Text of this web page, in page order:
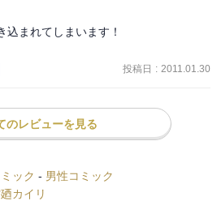
込まれてしまいます！
投稿日 : 2011.01.30
のレビューを見る
ック - 男性コミック
カイリ